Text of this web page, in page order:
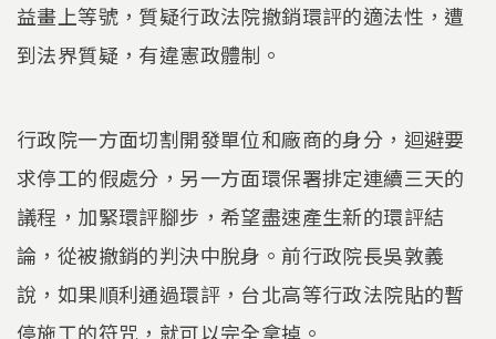
益畫上等號，質疑行政法院撤銷環評的適法性，遭
到法界質疑，有違憲政體制。
行政院一方面切割開發單位和廠商的身分，迴避要
求停工的假處分，另一方面環保署排定連續三天的
議程，加緊環評腳步，希望盡速產生新的環評結
論，從被撤銷的判決中脫身。前行政院長吳敦義
說，如果順利通過環評，台北高等行政法院貼的暫
停施工的符咒，就可以完全拿掉。